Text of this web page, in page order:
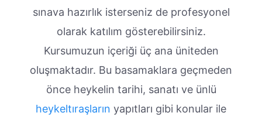
sınava hazırlık isterseniz de profesyonel
olarak katılım gösterebilirsiniz.
Kursumuzun içeriği üç ana üniteden
oluşmaktadır. Bu basamaklara geçmeden
önce heykelin tarihi, sanatı ve ünlü
heykeltıraşların yapıtları gibi konular ile